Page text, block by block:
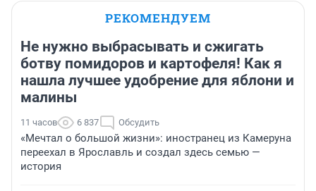
РЕКОМЕНДУЕМ
Не нужно выбрасывать и сжигать
ботву помидоров и картофеля! Как я
нашла лучшее удобрение для яблони и
малины
11 часов 6 837 Обсудить
«Мечтал о большой жизни»: иностранец из Камеруна
переехал в Ярославль и создал здесь семью —
история